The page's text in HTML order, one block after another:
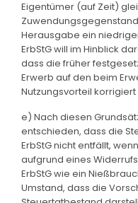
Eigentümer (auf Zeit)
Herausgabe ein
ErbStG will im Hinblick
dass die früher
Erwerb auf den beim
Nutzungsvorteil korrigiert
e) Nach diesen
entschieden, dass die
ErbStG nicht entfällt,
aufgrund eines
ErbStG wie ein
Umstand, dass die